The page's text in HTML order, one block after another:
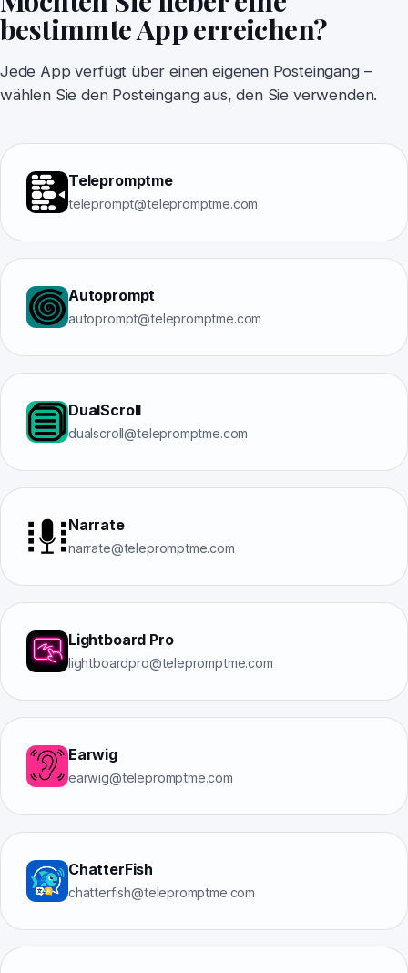
bestimmte App erreichen?
Jede App verfügt über einen eigenen Posteingang –
wählen Sie den Posteingang aus, den Sie verwenden.
Telepromptme
teleprompt@telepromptme.com
Autoprompt
autoprompt@telepromptme.com
DualScroll
dualscroll@telepromptme.com
Narrate
narrate@telepromptme.com
Lightboard Pro
lightboardpro@telepromptme.com
Earwig
earwig@telepromptme.com
ChatterFish
chatterfish@telepromptme.com